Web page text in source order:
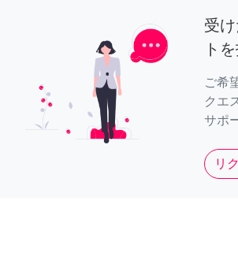
受
ト
ご希
クエ
サポ
リ